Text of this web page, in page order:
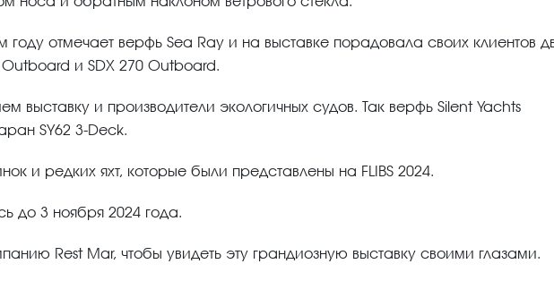
году отмечает верфь Sea Ray и на выставке порадовала своих клиентов
и SDX 270 Outboard.
выставку и производители экологичных судов. Так верфь Silent Yachts
SY62 3-Deck.
и редких яхт, которые были представлены на FLIBS 2024.
до 3 ноября 2024 года.
Rest Mar, чтобы увидеть эту грандиозную выставку своими глазами.